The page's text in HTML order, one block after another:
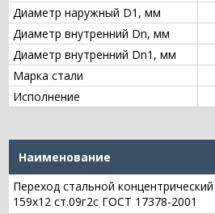
Диаметр наружный D1, мм
Диаметр внутренний Dn, мм
Диаметр внутренний Dn1, мм
Марка стали
Исполнение
Наименование
Переход стальной
159х12 ст.09г2с ГОСТ 17378-2001